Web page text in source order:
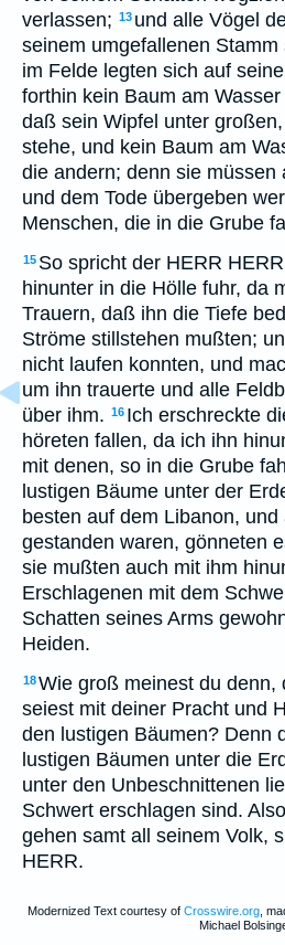
verlassen; 13 und alle Vögel
seinem umgefallenen
im Felde legten sich auf
forthin kein Baum am
daß sein Wipfel unter
stehe, und kein Baum am
die andern; denn sie müssen
und dem Tode übergeben
Menschen, die in die Grube
15 So spricht der HERR
hinunter in die Hölle fuhr, da
Trauern, daß ihn die Tiefe
Ströme stillstehen mußten;
nicht laufen konnten, und
um ihn trauerte und alle
über ihm. 16 Ich erschreckte
höreten fallen, da ich ihn
mit denen, so in die Grube
lustigen Bäume unter der
besten auf dem Libanon,
gestanden waren, gönneten
sie mußten auch mit ihm
Erschlagenen mit dem
Schatten seines Arms
Heiden.
18Wie groß meinest du denn,
seiest mit deiner Pracht und
den lustigen Bäumen? Denn
lustigen Bäumen unter die
unter den Unbeschnittenen
Schwert erschlagen sind.
gehen samt all seinem Volk,
HERR.
Modernized Text courtesy of Crosswire.org,
Michael